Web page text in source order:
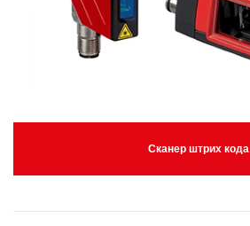
Сканер штрих кода